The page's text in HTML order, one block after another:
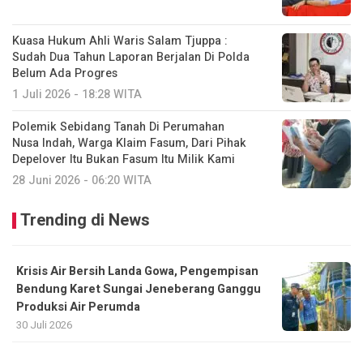
Kuasa Hukum Ahli Waris Salam Tjuppa :
Sudah Dua Tahun Laporan Berjalan Di Polda
Belum Ada Progres
1 Juli 2026 - 18:28 WITA
Polemik Sebidang Tanah Di Perumahan
Nusa Indah, Warga Klaim Fasum, Dari Pihak
Depelover Itu Bukan Fasum Itu Milik Kami
28 Juni 2026 - 06:20 WITA
Trending di News
Krisis Air Bersih Landa Gowa, Pengempisan
Bendung Karet Sungai Jeneberang Ganggu
Produksi Air Perumda
30 Juli 2026